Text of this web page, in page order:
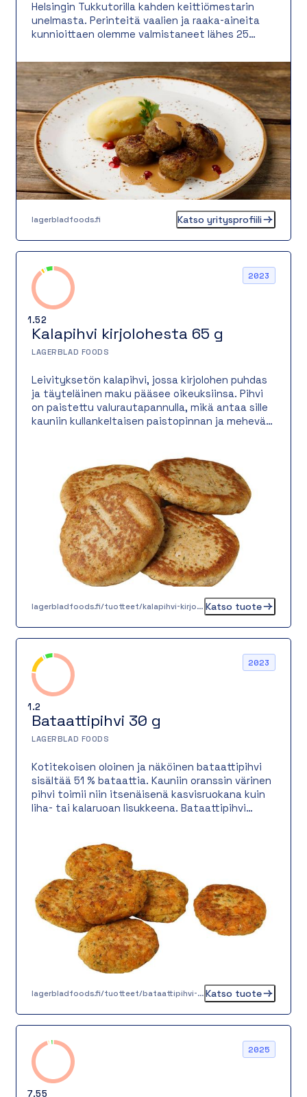
Helsingin Tukkutorilla kahden keittiömestarin
unelmasta. Perinteitä vaalien ja raaka-aineita
kunnioittaen olemme valmistaneet lähes 25
ravintoloiden vaativiin tarpeisiin. Aluksi oli vain
kahden keittiömestarin unelma hyvästä ruoasta
– kuluneina vuosina tuosta unelmasta on
kasvanut monipuolinen ruokatalo. Tänä päivänä
työllistämme jo noin 35 ammattilaista, jotka
ovat tekemässä tuotteitamme ja palvelemassa
asiakkaitamme ja yhteistyökumppaneitamme.
lagerbladfoods.fi Katso yritysprofiili
1.52
2023
Kalapihvi kirjolohesta 65 g
LAGERBLAD FOODS
Leivityksetön kalapihvi, jossa kirjolohen puhdas
ja täyteläinen maku pääsee oikeuksiinsa. Pihvi
on paistettu valurautapannulla, mikä antaa sille
kauniin kullankeltaisen paistopinnan ja mehevän
lämpimäksi ateriaksi esimerkiksi keitettyjen
perunoiden, kermaviilikastikkeen ja
mummonkurkkujen kanssa. Toimii mainiosti
myös kalaburgerin välissä.
lagerbladfoods.fi/tuotteet/kalapihvi-kirjolohesta-65-g Katso tuote
1.2
2023
Bataattipihvi 30 g
LAGERBLAD FOODS
Kotitekoisen oloinen ja näköinen bataattipihvi
sisältää 51 % bataattia. Kauniin oranssin värinen
pihvi toimii niin itsenäisenä kasvisruokana kuin
liha- tai kalaruoan lisukkeena. Bataattipihvi
lagerbladfoods.fi/tuotteet/bataattipihvi-n-30-g Katso tuote
7.55
2025